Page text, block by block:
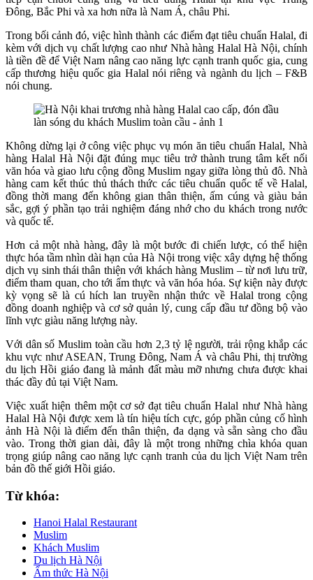
Đông, Bắc Phi và xa hơn nữa là Nam Á, châu Phi.
Trong bối cảnh đó, việc hình thành các điểm đạt tiêu chuẩn Halal, đi
kèm với dịch vụ chất lượng cao như Nhà hàng Halal Hà Nội, chính
là tiền đề để Việt Nam nâng cao năng lực cạnh tranh quốc gia, cung
cấp thương hiệu quốc gia Halal nói riêng và ngành du lịch – F&B
nói chung.
Không dừng lại ở công việc phục vụ món ăn tiêu chuẩn Halal, Nhà
hàng Halal Hà Nội đặt đúng mục tiêu trở thành trung tâm kết nối
văn hóa và giao lưu cộng đồng Muslim ngay giữa lòng thủ đô. Nhà
hàng cam kết thúc thủ thách thức các tiêu chuẩn quốc tế về Halal,
đồng thời mang đến không gian thân thiện, ấm cúng và giàu bản
sắc, gợi ý phần tạo trải nghiệm đáng nhớ cho du khách trong nước
và quốc tế.
Hơn cả một nhà hàng, đây là một bước đi chiến lược, có thể hiện
thực hóa tầm nhìn dài hạn của Hà Nội trong việc xây dựng hệ thống
dịch vụ sinh thái thân thiện với khách hàng Muslim – từ nơi lưu trữ,
điểm tham quan, cho tới ẩm thực và văn hóa hóa. Sự kiện này được
kỳ vọng sẽ là cú hích lan truyền nhận thức về Halal trong cộng
đồng doanh nghiệp và cơ sở quản lý, cung cấp đầu tư đồng bộ vào
lĩnh vực giàu năng lượng này.
Với dân số Muslim toàn cầu hơn 2,3 tỷ lệ người, trải rộng khắp các
khu vực như ASEAN, Trung Đông, Nam Á và châu Phi, thị trường
du lịch Hồi giáo đang là mảnh đất màu mỡ nhưng chưa được khai
thác đầy đủ tại Việt Nam.
Việc xuất hiện thêm một cơ sở đạt tiêu chuẩn Halal như Nhà hàng
Halal Hà Nội được xem là tín hiệu tích cực, góp phần củng cố hình
ảnh Hà Nội là điểm đến thân thiện, đa dạng và sẵn sàng cho đầu
vào. Trong thời gian dài, đây là một trong những chìa khóa quan
trọng giúp nâng cao năng lực cạnh tranh của du lịch Việt Nam trên
bản đồ thế giới Hồi giáo.
Từ khóa:
Hanoi Halal Restaurant
Muslim
Khách Muslim
Du lịch Hà Nội
Ẩm thức Hà Nội